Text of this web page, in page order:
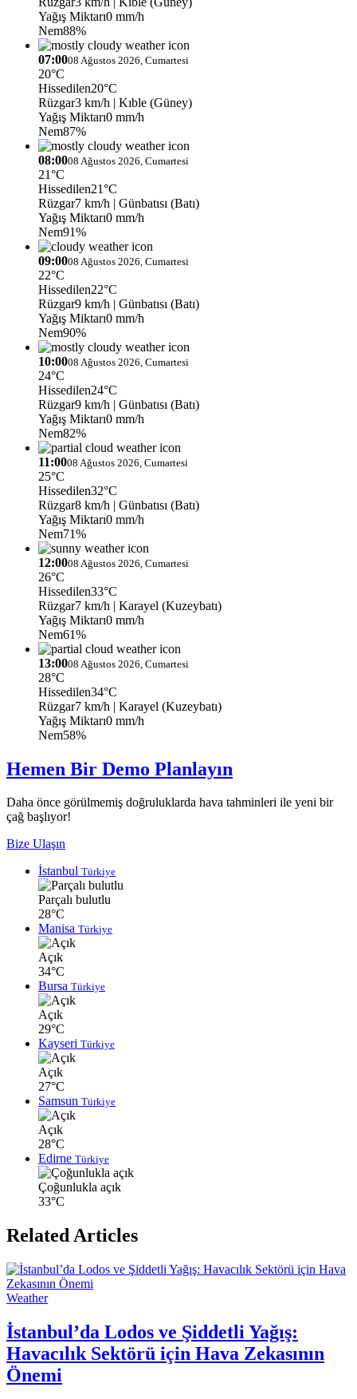
Yağış Miktarı0 mm/h
Nem88%
07:0008 Ağustos 2026, Cumartesi
20°C
Hissedilen20°C
Rüzgar3 km/h | Kıble (Güney)
Yağış Miktarı0 mm/h
Nem87%
08:0008 Ağustos 2026, Cumartesi
21°C
Hissedilen21°C
Rüzgar7 km/h | Günbatısı (Batı)
Yağış Miktarı0 mm/h
Nem91%
09:0008 Ağustos 2026, Cumartesi
22°C
Hissedilen22°C
Rüzgar9 km/h | Günbatısı (Batı)
Yağış Miktarı0 mm/h
Nem90%
10:0008 Ağustos 2026, Cumartesi
24°C
Hissedilen24°C
Rüzgar9 km/h | Günbatısı (Batı)
Yağış Miktarı0 mm/h
Nem82%
11:0008 Ağustos 2026, Cumartesi
25°C
Hissedilen32°C
Rüzgar8 km/h | Günbatısı (Batı)
Yağış Miktarı0 mm/h
Nem71%
12:0008 Ağustos 2026, Cumartesi
26°C
Hissedilen33°C
Rüzgar7 km/h | Karayel (Kuzeybatı)
Yağış Miktarı0 mm/h
Nem61%
13:0008 Ağustos 2026, Cumartesi
28°C
Hissedilen34°C
Rüzgar7 km/h | Karayel (Kuzeybatı)
Yağış Miktarı0 mm/h
Nem58%
Hemen Bir Demo Planlayın
Daha önce görülmemiş doğruluklarda hava tahminleri ile yeni bir
çağ başlıyor!
Bize Ulaşın
İstanbul Türkiye
Parçalı bulutlu
28°C
Manisa Türkiye
Açık
34°C
Bursa Türkiye
Açık
29°C
Kayseri Türkiye
Açık
27°C
Samsun Türkiye
Açık
28°C
Edirne Türkiye
Çoğunlukla açık
33°C
Related Articles
Weather
İstanbul’da Lodos ve Şiddetli Yağış:
Havacılık Sektörü için Hava Zekasının
Önemi